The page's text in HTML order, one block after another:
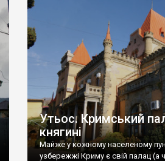
Утьос. Кримський
княгині
Майже у кожному населеному
узбережжі Криму є свій палац (а